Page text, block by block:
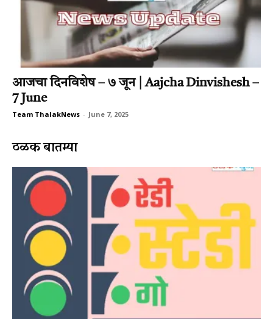
आजचा दिनविशेष – ७ जून | Aajcha Dinvishesh –
7 June
Team ThalakNews - June 7, 2025
ठळक बातम्या